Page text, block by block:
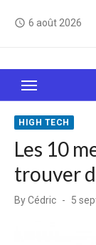
access_time 6 août 2026
Le Web,
sait
HIGH TECH
Les 10
trouver
ByCédric 5